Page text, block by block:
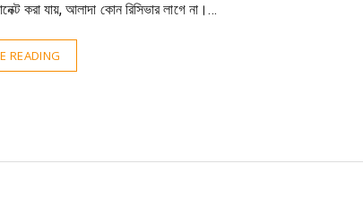
করা যায়, আলাদা কোন রিসিভার লাগে না।…
READING